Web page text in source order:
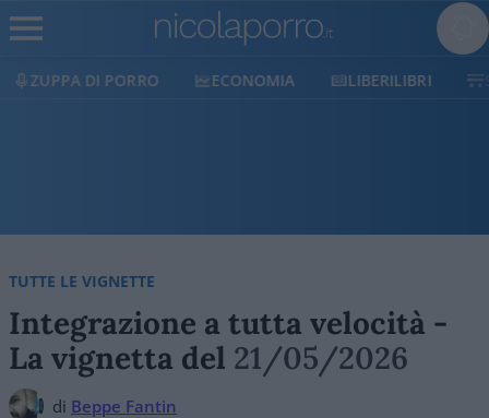
ECONOMIA LIBERILIBRI SHOP SOSTIENICI
TUTTE LE VIGNETTE
Integrazione a tutta velocità -
La vignetta del 21/05/2026
di Beppe Fantin